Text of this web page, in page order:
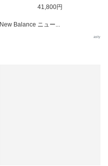
41,800円
New Balance ニュー...
asty